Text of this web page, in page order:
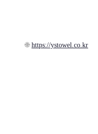
🌐 https://ystowel.co.kr